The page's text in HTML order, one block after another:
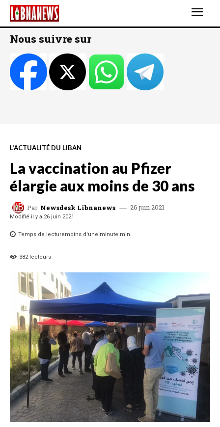
Nous suivre sur
L'ACTUALITÉ DU LIBAN
La vaccination au Pfizer
élargie aux moins de 30 ans
Par Newsdesk Libnanews 26 juin 2021
Modifié il y a 26 juin 2021
Temps de lecturemoins d'une minute min.
382lecteurs